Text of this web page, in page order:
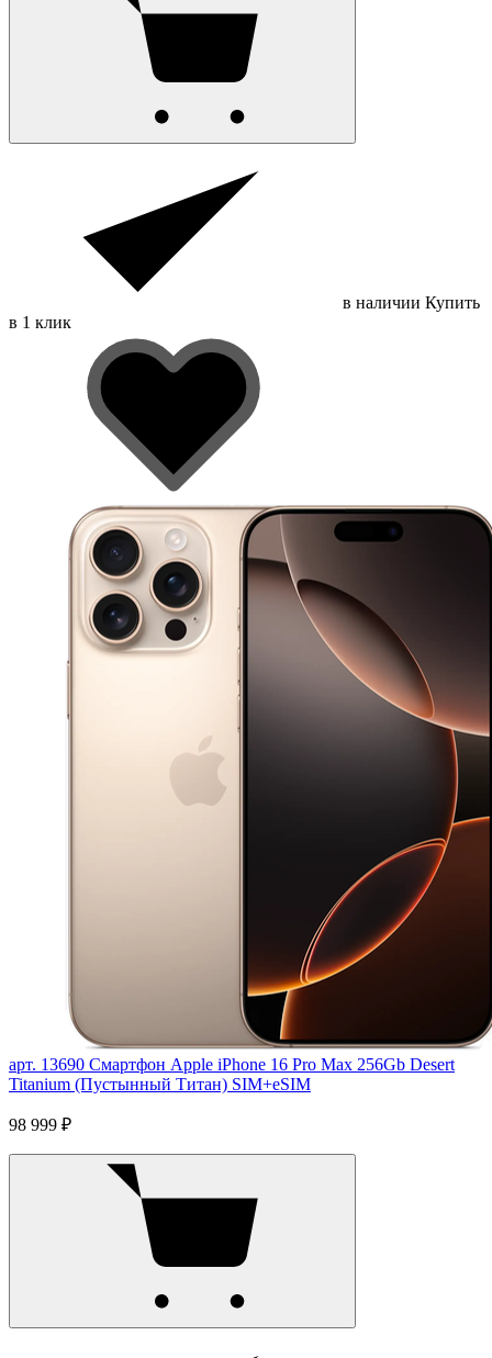
в наличии Купить
в 1 клик
арт. 13690 Смартфон Apple iPhone 16 Pro Max 256Gb Desert
Titanium (Пустынный Титан) SIM+eSIM
98 999 ₽